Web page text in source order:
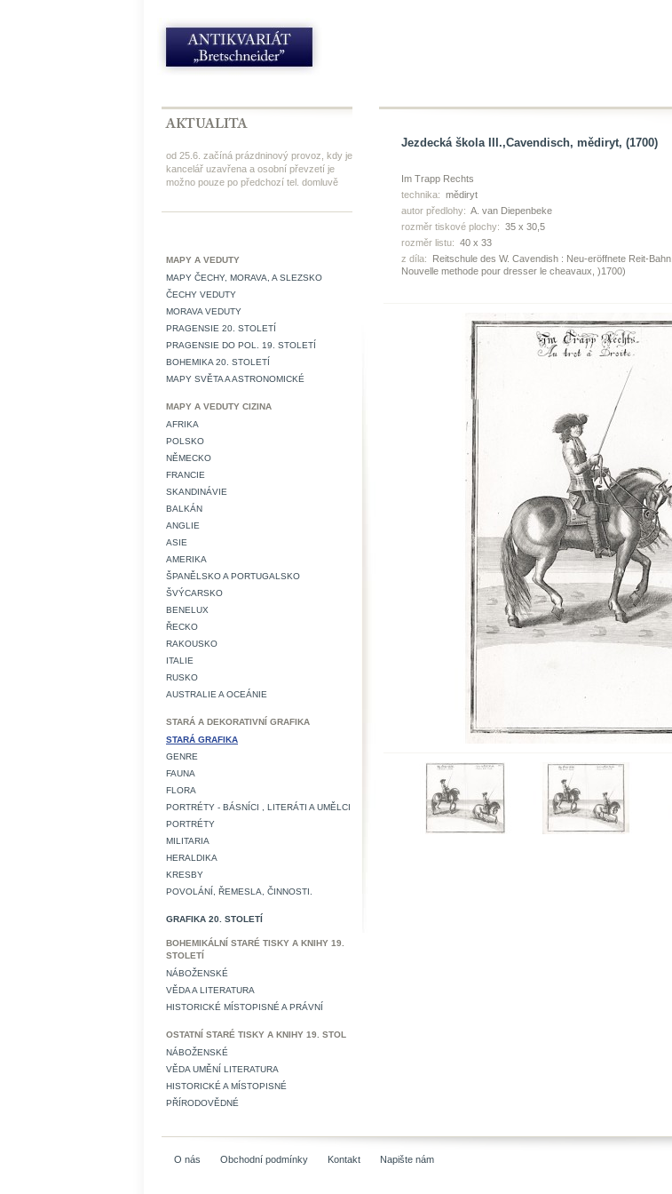
od 25.6. začíná prázdninový provoz, kdy je
kancelář uzavřena a osobní převzetí je
možno pouze po předchozí tel. domluvě
MAPY A VEDUTY
MAPY ČECHY, MORAVA, A SLEZSKO
ČECHY VEDUTY
MORAVA VEDUTY
PRAGENSIE 20. STOLETÍ
PRAGENSIE DO POL. 19. STOLETÍ
BOHEMIKA 20. STOLETÍ
MAPY SVĚTA A ASTRONOMICKÉ
MAPY A VEDUTY CIZINA
AFRIKA
POLSKO
NĚMECKO
FRANCIE
SKANDINÁVIE
BALKÁN
ANGLIE
ASIE
AMERIKA
ŠPANĚLSKO A PORTUGALSKO
ŠVÝCARSKO
BENELUX
ŘECKO
RAKOUSKO
ITALIE
RUSKO
AUSTRALIE A OCEÁNIE
STARÁ A DEKORATIVNÍ GRAFIKA
STARÁ GRAFIKA
GENRE
FAUNA
FLORA
PORTRÉTY - BÁSNÍCI , LITERÁTI A UMĚLCI
PORTRÉTY
MILITARIA
HERALDIKA
KRESBY
POVOLÁNÍ, ŘEMESLA, ČINNOSTI.
GRAFIKA 20. STOLETÍ
BOHEMIKÁLNÍ STARÉ TISKY A KNIHY 19.
STOLETÍ
NÁBOŽENSKÉ
VĚDA A LITERATURA
HISTORICKÉ MÍSTOPISNÉ A PRÁVNÍ
OSTATNÍ STARÉ TISKY A KNIHY 19. STOL
NÁBOŽENSKÉ
VĚDA UMĚNÍ LITERATURA
HISTORICKÉ A MÍSTOPISNÉ
PŘÍRODOVĚDNÉ
Jezdecká škola III.,Cavendisch, mědiryt, (1700)
Im Trapp Rechts
technika: mědiryt
autor předlohy: A. van Diepenbeke
rozměr tiskové plochy: 35 x 30,5
rozměr listu: 40 x 33
z díla:
Reitschule des W. Cavendish : Neu-eröffnete Reit-Bahn.
Nouvelle methode pour dresser le cheavaux, )1700)
O nás Obchodní podmínky Kontakt Napište nám